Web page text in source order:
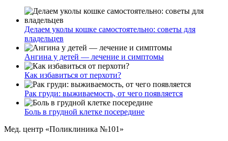
Делаем уколы кошке самостоятельно: советы для
владельцев
Ангина у детей — лечение и симптомы
Как избавиться от перхоти?
Рак груди: выживаемость, от чего появляется
Боль в грудной клетке посередине
Мед. центр «Поликлиника №101»